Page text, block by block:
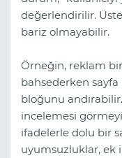
değerlendirilir.
bariz olmayabilir.
Örneğin, reklam
bahsederken
bloğunu
incelemesi
ifadelerle dolu bir
uyumsuzluklar, ek